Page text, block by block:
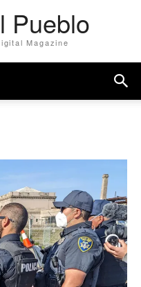
Pueblo
Magazine